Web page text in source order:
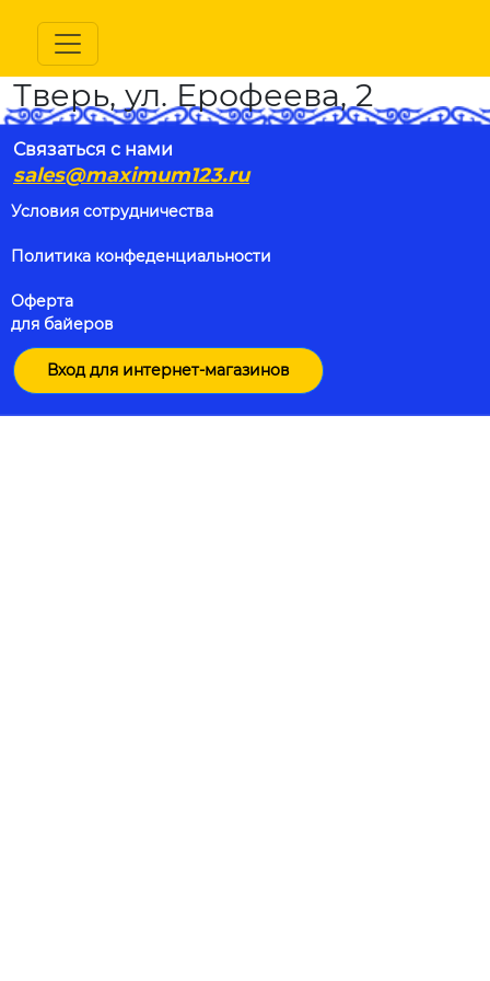
Тверь, ул. Ерофеева, 2
Связаться с нами
sales@maximum123.ru
Условия сотрудничества
Политика конфеденциальности
Оферта
для байеров
Вход для интернет-магазинов